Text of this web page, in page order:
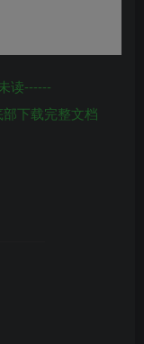
读------
下载完整文档